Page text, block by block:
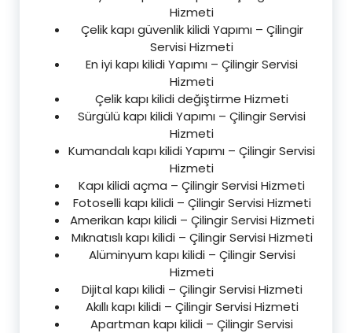
Hizmeti
Çelik kapı güvenlik kilidi Yapımı – Çilingir
Servisi Hizmeti
En iyi kapı kilidi Yapımı – Çilingir Servisi
Hizmeti
Çelik kapı kilidi değiştirme Hizmeti
Sürgülü kapı kilidi Yapımı – Çilingir Servisi
Hizmeti
Kumandalı kapı kilidi Yapımı – Çilingir Servisi
Hizmeti
Kapı kilidi açma – Çilingir Servisi Hizmeti
Fotoselli kapı kilidi – Çilingir Servisi Hizmeti
Amerikan kapı kilidi – Çilingir Servisi Hizmeti
Mıknatıslı kapı kilidi – Çilingir Servisi Hizmeti
Alüminyum kapı kilidi – Çilingir Servisi
Hizmeti
Dijital kapı kilidi – Çilingir Servisi Hizmeti
Akıllı kapı kilidi – Çilingir Servisi Hizmeti
Apartman kapı kilidi – Çilingir Servisi